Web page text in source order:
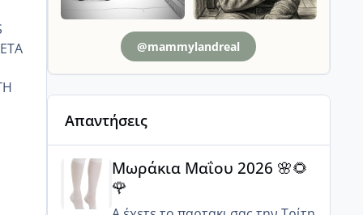
@mammylandreal
Απαντήσεις
Μωράκια Μαΐου 2026 🌸🌻🌹
Μωράκια Μαΐου 2026 🌸🌻
🌹